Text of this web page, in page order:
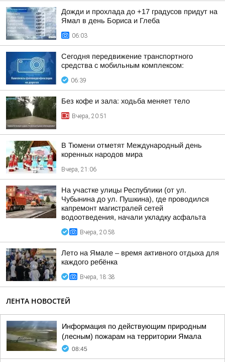
Дожди и прохлада до +17 градусов придут на
Ямал в день Бориса и Глеба
06:03
Сегодня передвижение транспортного
средства с мобильным комплексом:
06:39
Без кофе и зала: ходьба меняет тело
Вчера, 20:51
В Тюмени отметят Международный день
коренных народов мира
Вчера, 21:06
На участке улицы Республики (от ул.
Чубынина до ул. Пушкина), где проводился
капремонт магистралей сетей
водоотведения, начали укладку асфальта
Вчера, 20:58
Лето на Ямале – время активного отдыха для
каждого ребёнка
Вчера, 18:38
ЛЕНТА НОВОСТЕЙ
Информация по действующим природным
(лесным) пожарам на территории Ямала
08:45